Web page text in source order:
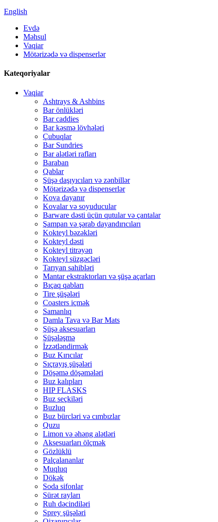
English
Evdə
Məhsul
Vaqiar
Mötərizədə və dispenserlər
Kateqoriyalar
Vaqiar
Ashtrays & Ashbins
Bar önlükləri
Bar caddies
Bar kəsmə lövhələri
Çubuqlar
Bar Sundries
Bar alətləri rafları
Baraban
Qablar
Şüşə daşıyıcıları və zənbillər
Mötərizədə və dispenserlər
Kova dayanır
Kovalar və soyuducular
Barware dəsti üçün qutular və çantalar
Şampan və şərab dayandırıcıları
Kokteyl bəzəkləri
Kokteyl dəsti
Kokteyl titrəyən
Kokteyl süzgəcləri
Tarıyan sahibləri
Mantar ekstraktorları və şüşə açarları
Bıçaq qabları
Tire şüşələri
Coasters içmək
Samanlıq
Damla Tava və Bar Mats
Şüşə aksesuarları
Şüşələşmə
İzzətləndirmək
Buz Kırıcılar
Sıçrayış şüşələri
Döşəmə döşəmələri
Buz kalıpları
HIP FLASKS
Buz seçkiləri
Buzluq
Buz bürcləri və cımbızlar
Quzu
Limon və əhəng alətləri
Aksesuarları ölçmək
Gözlüklü
Palçalananlar
Muqluq
Dökək
Soda sifonlar
Sürət rayları
Ruh dəcindiləri
Sprey şüşələri